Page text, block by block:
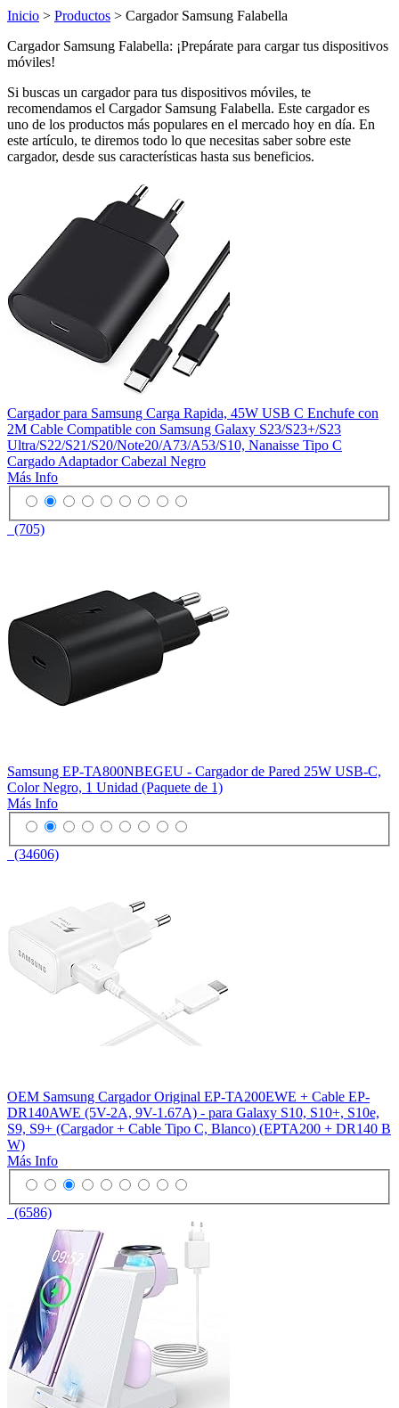
Inicio > Productos > Cargador Samsung Falabella
Cargador Samsung Falabella: ¡Prepárate para cargar tus dispositivos
móviles!
Si buscas un cargador para tus dispositivos móviles, te
recomendamos el Cargador Samsung Falabella. Este cargador es
uno de los productos más populares en el mercado hoy en día. En
este artículo, te diremos todo lo que necesitas saber sobre este
cargador, desde sus características hasta sus beneficios.
Cargador para Samsung Carga Rapida, 45W USB C Enchufe con
2M Cable Compatible con Samsung Galaxy S23/S23+/S23
Ultra/S22/S21/S20/Note20/A73/A53/S10, Nanaisse Tipo C
Cargado Adaptador Cabezal Negro
Más Info
(705)
Samsung EP-TA800NBEGEU - Cargador de Pared 25W USB-C,
Color Negro, 1 Unidad (Paquete de 1)
Más Info
(34606)
OEM Samsung Cargador Original EP-TA200EWE + Cable EP-
DR140AWE (5V-2A, 9V-1.67A) - para Galaxy S10, S10+, S10e,
S9, S9+ (Cargador + Cable Tipo C, Blanco) (EPTA200 + DR140 B
W)
Más Info
(6586)